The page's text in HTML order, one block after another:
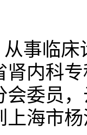
事临
肾内科
会委员
上海市